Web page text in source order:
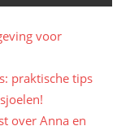
voor
praktische tips
over Anna en